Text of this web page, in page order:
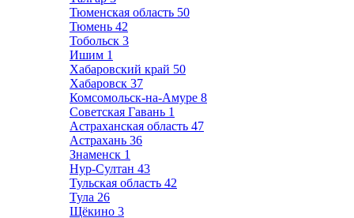
Тюменская область 50
Тюмень 42
Тобольск 3
Ишим 1
Хабаровский край 50
Хабаровск 37
Комсомольск-на-Амуре 8
Советская Гавань 1
Астраханская область 47
Астрахань 36
Знаменск 1
Нур-Султан 43
Тульская область 42
Тула 26
Щёкино 3